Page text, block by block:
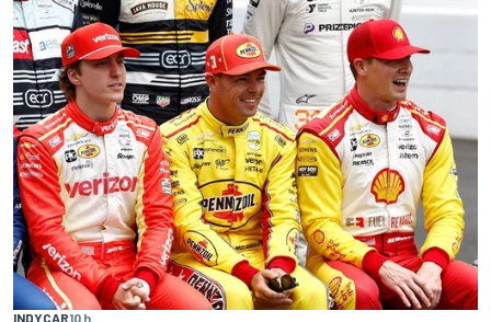
INDYCAR10 h